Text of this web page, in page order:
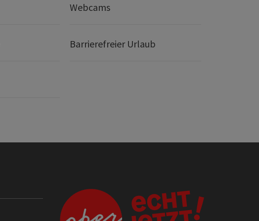
Webcams
Barrierefreier Urlaub